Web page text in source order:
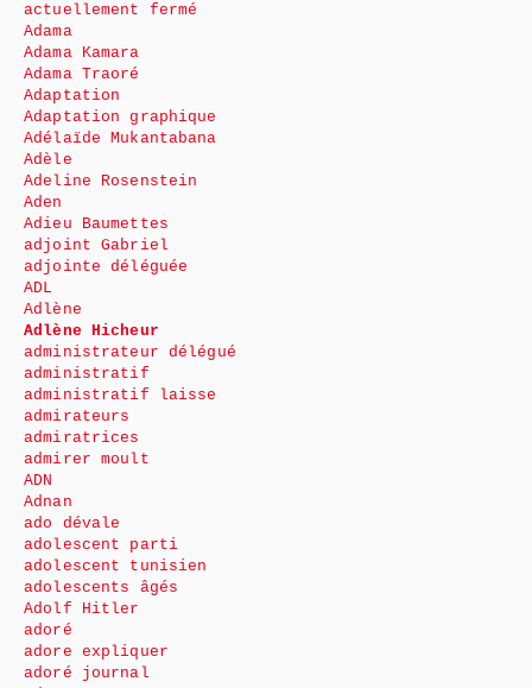
actuellement fermé
Adama
Adama Kamara
Adama Traoré
Adaptation
Adaptation graphique
Adélaïde Mukantabana
Adèle
Adeline Rosenstein
Aden
Adieu Baumettes
adjoint Gabriel
adjointe déléguée
ADL
Adlène
Adlène Hicheur
administrateur délégué
administratif
administratif laisse
admirateurs
admiratrices
admirer moult
ADN
Adnan
ado dévale
adolescent parti
adolescent tunisien
adolescents âgés
Adolf Hitler
adoré
adore expliquer
adoré journal